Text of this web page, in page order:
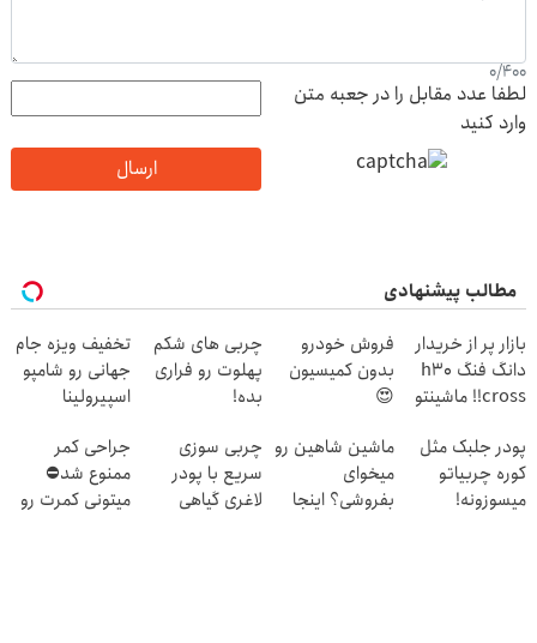
0/400
لطفا عدد مقابل را در جعبه متن
وارد کنید
ارسال
مطالب پیشنهادی
بازار پر از خریدار
دانگ فنگ h30
cross!! ماشینتو
فروش خودرو
بدون کمیسیون
😍
چربی های شکم
پهلوت رو فراری
بده!
تخفیف ویزه جام
جهانی رو شامپو
اسپیرولینا
پودر جلبک مثل
کوره چربیاتو
میسوزونه!
ماشین شاهین رو
میخوای
بفروشی؟ اینجا
چربی سوزی
سریع با پودر
لاغری گیاهی
جراحی کمر
ممنوع شد⛔
میتونی کمرت رو